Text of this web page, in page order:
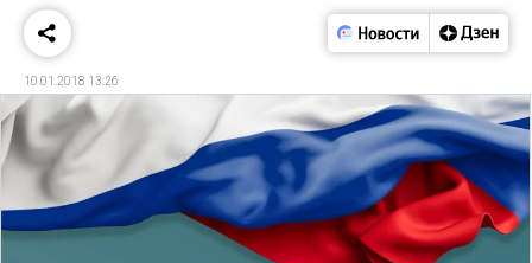
10.01.2018 13:26